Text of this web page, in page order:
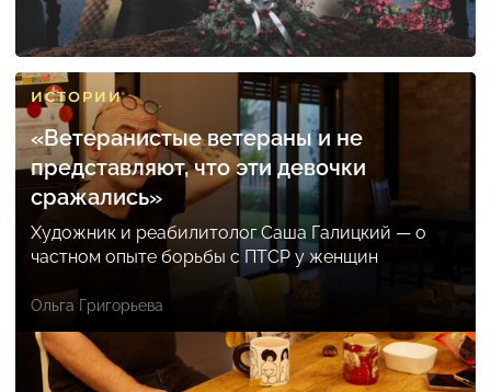
ИСТОРИИ
«Ветеранистые ветераны и не
представляют, что эти девочки
сражались»
Художник и реабилитолог Саша Галицкий — о
частном опыте борьбы с ПТСР у женщин
Ольга Григорьева